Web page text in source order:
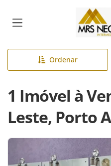
Página
Ordenar
1 Imóvel à
Leste, Porto